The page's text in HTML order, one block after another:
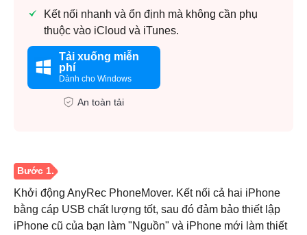
Kết nối nhanh và ổn định mà không cần phụ
thuộc vào iCloud và iTunes.
Tải xuống miễn
phí
Dành cho Windows
An toàn tải
Khởi động AnyRec PhoneMover. Kết nối cả hai iPhone
bằng cáp USB chất lượng tốt, sau đó đảm bảo thiết lập
iPhone cũ của bạn làm "Nguồn" và iPhone mới làm thiết